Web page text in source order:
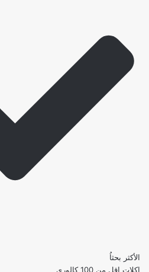
الأكثر بحثاُ
اكلات اقل من 100 كالوري